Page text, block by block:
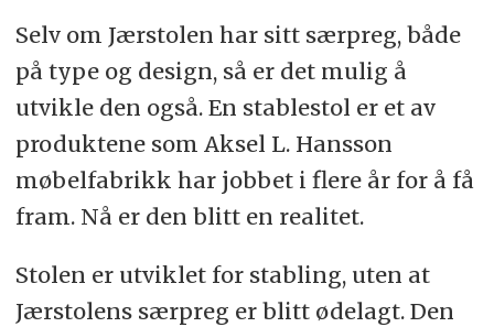
Selv om Jærstolen har sitt særpreg, både
på type og design, så er det mulig å
utvikle den også. En stablestol er et av
produktene som Aksel L. Hansson
møbelfabrikk har jobbet i flere år for å få
fram. Nå er den blitt en realitet.
Stolen er utviklet for stabling, uten at
Jærstolens særpreg er blitt ødelagt. Den